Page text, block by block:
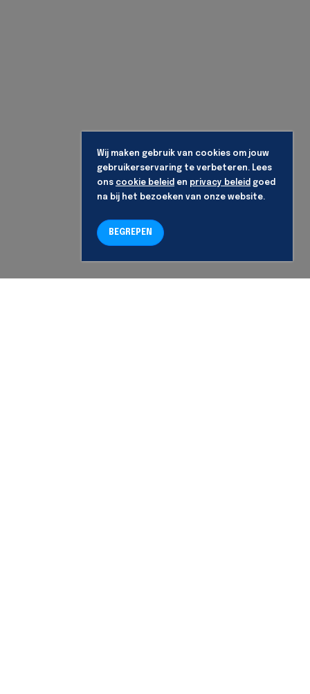
Wij maken gebruik van cookies om jouw
gebruikerservaring te verbeteren. Lees
ons cookie beleid en privacy beleid goed
na bij het bezoeken van onze website.
BEGREPEN